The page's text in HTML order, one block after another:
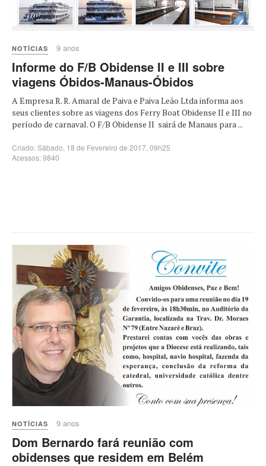
NOTÍCIAS 9 anos
Informe do F/B Obidense II e III sobre
viagens Óbidos-Manaus-Óbidos
A Empresa R. R. Amaral de Paiva e Paiva Leão Ltda informa aos
seus clientes sobre as viagens dos Ferry Boat Obidense II e III no
período de carnaval. O F/B Obidense II sairá de Manaus para ...
Criado: Sábado, 18 de Fevereiro de 2017, 09h25
Acessos: 9840
NOTÍCIAS 9 anos
Dom Bernardo fará reunião com
obidenses que residem em Belém